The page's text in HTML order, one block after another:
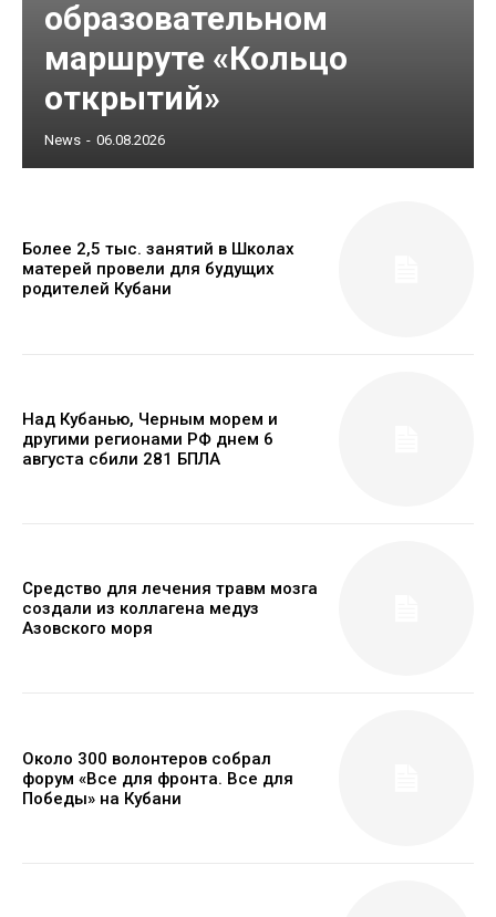
образовательном
маршруте «Кольцо
открытий»
News - 06.08.2026
Более 2,5 тыс. занятий в Школах
матерей провели для будущих
родителей Кубани
Над Кубанью, Черным морем и
другими регионами РФ днем 6
августа сбили 281 БПЛА
Средство для лечения травм мозга
создали из коллагена медуз
Азовского моря
Около 300 волонтеров собрал
форум «Все для фронта. Все для
Победы» на Кубани